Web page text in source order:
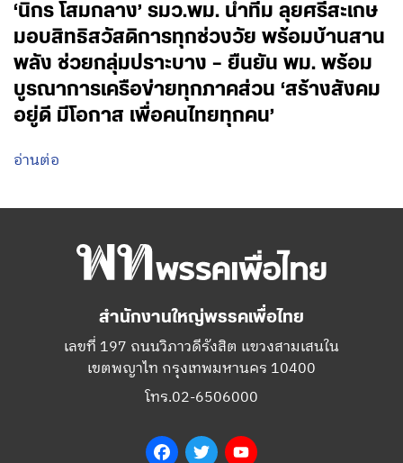
‘นิกร โสมกลาง’ รมว.พม. นำทีม ลุยศรีสะเกษ
มอบสิทธิสวัสดิการทุกช่วงวัย พร้อมบ้านสาน
พลัง ช่วยกลุ่มปราะบาง – ยืนยัน พม. พร้อม
บูรณาการเครือข่ายทุกภาคส่วน ‘สร้างสังคม
อยู่ดี มีโอกาส เพื่อคนไทยทุกคน’
อ่านต่อ
สำนักงานใหญ่พรรคเพื่อไทย
เลขที่ 197 ถนนวิภาวดีรังสิต แขวงสามเสนใน
เขตพญาไท กรุงเทพมหานคร 10400
โทร.02-6506000
FacebookTwitter